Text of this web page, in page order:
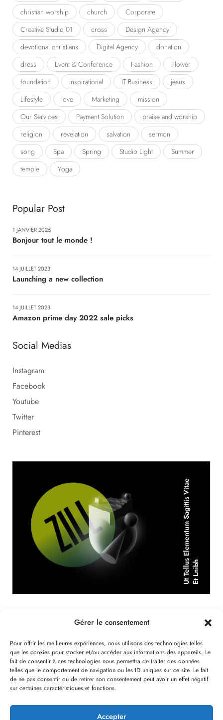
Gérer le consentement
Pour offrir les meilleures expériences, nous utilisons des technologies telles
que les cookies pour stocker et/ou accéder aux informations des appareils. Le
fait de consentir à ces technologies nous permettra de traiter des données
telles que le comportement de navigation ou les ID uniques sur ce site. Le fait
de ne pas consentir ou de retirer son consentement peut avoir un effet négatif
sur certaines caractéristiques et fonctions.
Accepter
christian worship
church
Corporate
Creative Studio 01
cross
Design Agency
devotional christians
Digital Agency
donation
dress
Event & Conference Fashion
Flower
foundation
inspirational IT Business
jesus
Lifestyle
love Marketing
mission
Our Services
Payment Solution
praise and worship
religion
revelation salvation
sermon
song
Spa Spring Studio Light
Summer
temple
Yoga
Popular Post
1 JANVIER 2025
Bonjour tout le monde !
14 JUILLET 2023
Launching a new collection
14 JUILLET 2023
Amazon prime day 2022 sale picks
Social Medias
Instagram
Facebook
Youtube
Twitter
Pinterest
U
T
T
E
L
L
US
E
L
E
M
E
N
T
U
M
S
A
G
I
T
T
I
S
V
I
T
A
E
E
T
L
N
I
BH
RELATED POST
Bonjour Tout Le Monde !
Modifiez-Le Ou Supprimez-Le, Puis…